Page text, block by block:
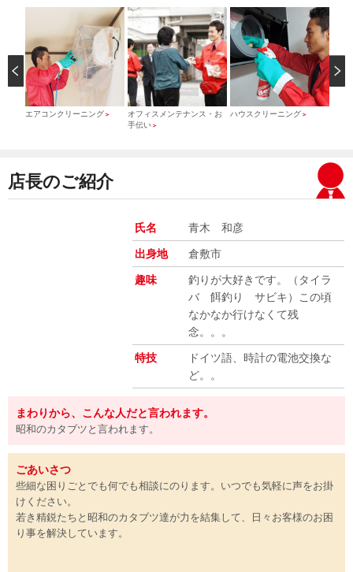
エアコンクリーニング ＞
オフィスメンテナンス・お
手伝い ＞
ハウスクリーニング ＞
店長のご紹介
氏名 青木 和彦
出身地 倉敷市
趣味
釣りが大好きです。（タイラ
バ 餌釣り サビキ）この頃
なかなか行けなくて残
念。。。
特技
ドイツ語、時計の電池交換な
ど。。
まわりから、こんな人だと言われます。
昭和のカタブツと言われます。
ごあいさつ
些細な困りごとでも何でも相談にのります。いつでも気軽に声をお掛
けください。
若き精鋭たちと昭和のカタブツ達が力を結集して、日々お客様のお困
り事を解決しています。